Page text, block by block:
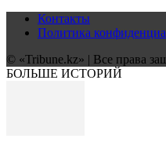
Контакты
Политика
© «Tribune.kz» | Все права
БОЛЬШЕ ИСТОРИЙ